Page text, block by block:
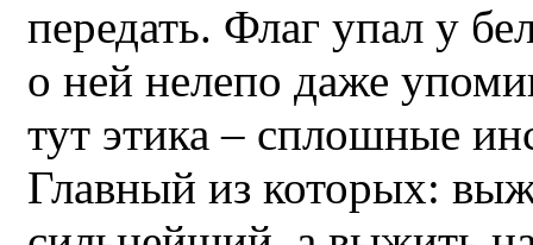
передать. Флаг упал у
о ней нелепо даже
тут этика – сплошные
Главный из которых: